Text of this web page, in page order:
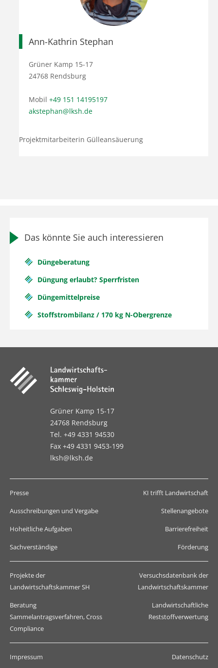
Ann-Kathrin Stephan
Grüner Kamp 15-17
24768 Rendsburg
Mobil +49 151 14195197
akstephan@lksh.de
Projektmitarbeiterin Gülleansäuerung
Das könnte Sie auch interessieren
Düngeberatung
Düngung erlaubt? Sperrfristen
Düngemittelpreise
Stoffstrombilanz / 170 kg N-Obergrenze
Grüner Kamp 15-17
24768 Rendsburg
Tel. +49 4331 94530
Fax +49 4331 9453-199
lksh@lksh.de
Presse KI trifft Landwirtschaft
Ausschreibungen und Vergabe Stellenangebote
Hoheitliche Aufgaben Barrierefreiheit
Sachverständige Förderung
Projekte der
Landwirtschaftskammer SH
Versuchsdatenbank der
Landwirtschaftskammer
Beratung
Sammelantragsverfahren, Cross
Compliance
Landwirtschaftliche
Reststoffverwertung
Impressum Datenschutz